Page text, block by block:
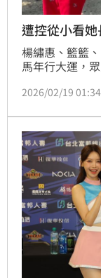
遭控從小看
楊繡惠、籃籃
馬年行大運，
拜」，會與家
年快樂並發紅
包，畫面相當
2026/02/19 01:34